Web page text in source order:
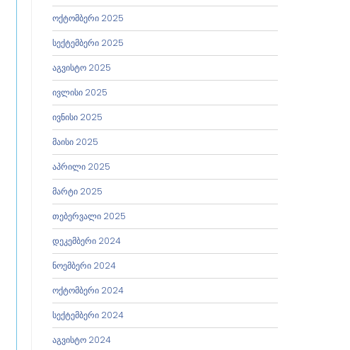
ოქტომბერი 2025
სექტემბერი 2025
აგვისტო 2025
ივლისი 2025
ივნისი 2025
მაისი 2025
აპრილი 2025
მარტი 2025
თებერვალი 2025
დეკემბერი 2024
ნოემბერი 2024
ოქტომბერი 2024
სექტემბერი 2024
აგვისტო 2024